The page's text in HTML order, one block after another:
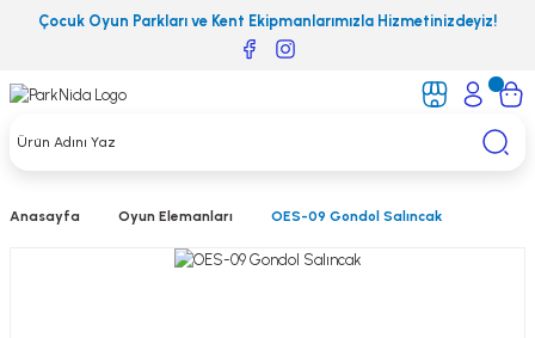
Çocuk Oyun Parkları ve Kent Ekipmanlarımızla Hizmetinizdeyiz!
Anasayfa Oyun Elemanları OES-09 Gondol Salıncak